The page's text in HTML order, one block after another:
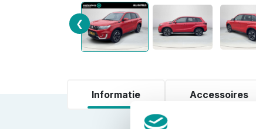
❮
Informatie Accessoires